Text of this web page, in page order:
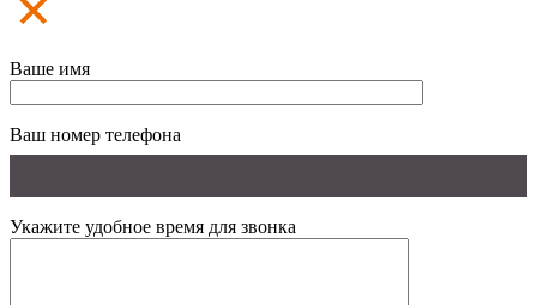
Ваше имя
Ваш номер телефона
Укажите удобное время для звонка